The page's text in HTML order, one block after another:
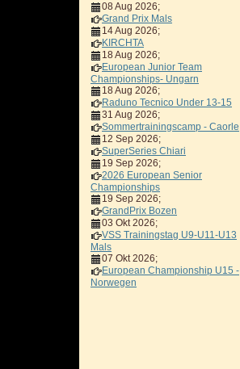
08 Aug 2026;
Grand Prix Mals
14 Aug 2026;
KIRCHTA
18 Aug 2026;
European Junior Team
Championships- Ungarn
18 Aug 2026;
Raduno Tecnico Under 13-15
31 Aug 2026;
Sommertrainingscamp - Caorle
12 Sep 2026;
SuperSeries Chiari
19 Sep 2026;
2026 European Senior
Championships
19 Sep 2026;
GrandPrix Bozen
03 Okt 2026;
VSS Trainingstag U9-U11-U13
Mals
07 Okt 2026;
European Championship U15 -
Norwegen